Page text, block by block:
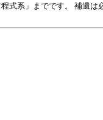
式系」までです。 補遺